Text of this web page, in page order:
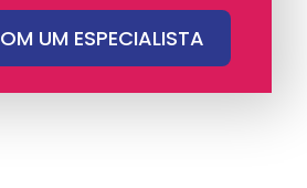
UM ESPECIALISTA